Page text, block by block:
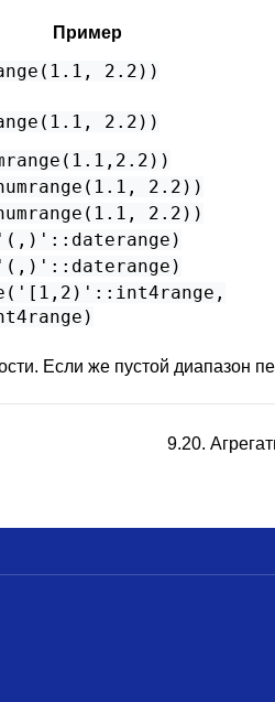
Пример
2.2))
2.2))
2.2))
2.2))
Если же пустой диапазон
9.20.